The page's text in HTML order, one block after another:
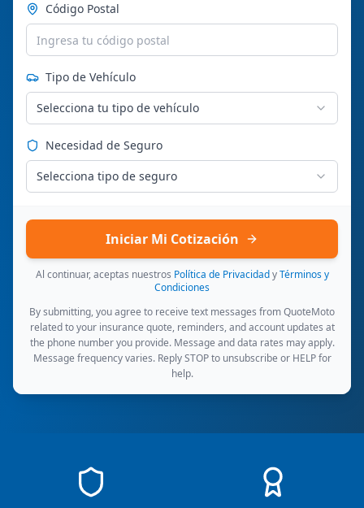
Código Postal
Tipo de Vehículo
Selecciona tu tipo de vehículo
Necesidad de Seguro
Selecciona tipo de seguro
Iniciar Mi Cotización
Al continuar, aceptas nuestros Política de Privacidad y Términos y
Condiciones
By submitting, you agree to receive text messages from QuoteMoto
related to your insurance quote, reminders, and account updates at
the phone number you provide. Message and data rates may apply.
Message frequency varies. Reply STOP to unsubscribe or HELP for
help.